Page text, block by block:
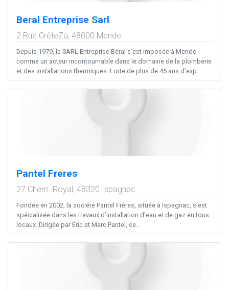
Beral Entreprise Sarl
2 Rue CrêteZa, 48000 Mende
Depuis 1979, la SARL Entreprise Béral s’est imposée à Mende
comme un acteur incontournable dans le domaine de la plomberie
et des installations thermiques. Forte de plus de 45 ans d’exp...
Pantel Freres
27 Chem. Royal, 48320 Ispagnac
Fondée en 2002, la société Pantel Frères, située à Ispagnac, s’est
spécialisée dans les travaux d’installation d’eau et de gaz en tous
locaux. Dirigée par Eric et Marc Pantel, ce...